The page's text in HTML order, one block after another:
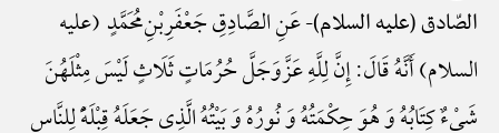
الصّادق (علیه السلام)-عَنِ الصَّادِقِ جَعْفَرِ‌بْنِ‌مُحَمَّدٍ (علیه
السلام) أَنَّهُ قَالَ: إِنَّ لِلَّهِ عَزَّ‌وَ‌جَلَّ حُرُمَاتٍ ثَلَاثٍ لَیْسَ مِثْلَهُنَ
شَیْءٌ کِتَابُهُ وَ هُوَ حِکْمَتُهُ وَ نُورُهُ وَ بَیْتُهُ الَّذِی جَعَلَهُ قِبْلَهًًْ لِلنَّاسِ